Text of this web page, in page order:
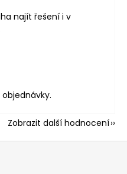
najít řešení i v
je 5 z 5 hvězdiček.
Zobrazit další hodnocení